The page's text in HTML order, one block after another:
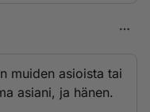
muiden asioista tai
asiani, ja hänen.